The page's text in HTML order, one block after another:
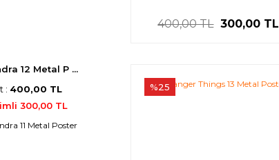
12 Metal P ...
: 400,00 TL
300,00 TL
400,00 TL 300,00 TL
%25